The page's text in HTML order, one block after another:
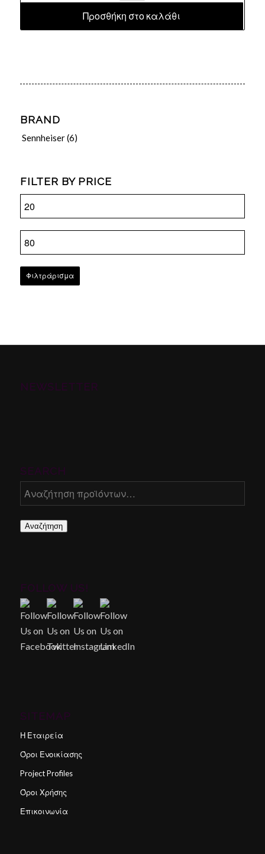
Προσθήκη στο καλάθι
BRAND
Sennheiser(6)
FILTER BY PRICE
Φιλτράρισμα
Αναζήτηση
Η Εταιρεία
Όροι Ενοικίασης
Project Profiles
Όροι Χρήσης
Επικοινωνία